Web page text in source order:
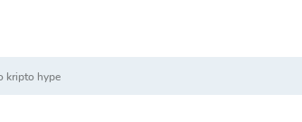
kripto hype